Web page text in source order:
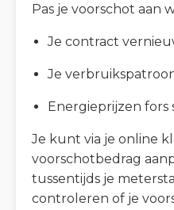
Pas je voorschot aan
Je contract
Je
Energieprijzen fors
Je kunt via je online
voorschotbedrag
tussentijds je
controleren of je